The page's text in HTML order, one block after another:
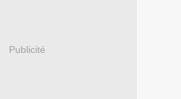
Publicité